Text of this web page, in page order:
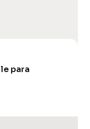
para